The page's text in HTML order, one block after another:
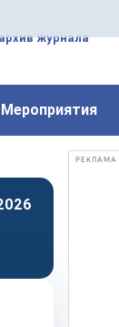
журнала
Мероприятия
РЕКЛАМА